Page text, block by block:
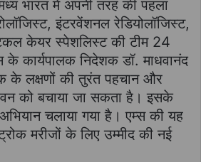
भारत में अपनी तरह की पहला
इंटरवेंशनल रेडियोलॉजिस्ट,
केयर स्पेशलिस्ट की टीम 24
के कार्यपालक निदेशक डॉ. माधवानंद
के लक्षणों की तुरंत पहचान और
को बचाया जा सकता है। इसके
चलाया गया है। एम्स की यह
मरीजों के लिए उम्मीद की नई